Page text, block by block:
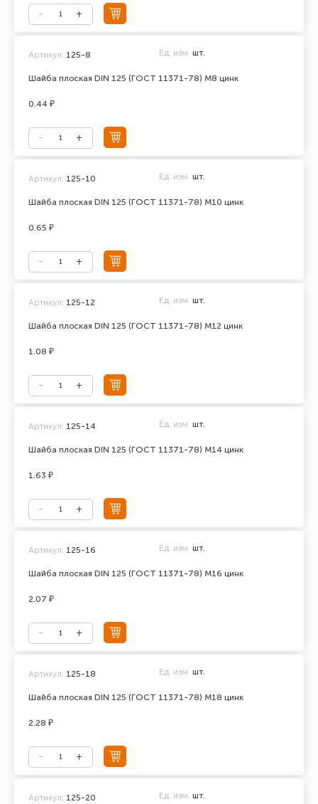
Шайба плоская DIN 125 (ГОСТ 11371-78) М8 цинк
Артикул: 125-8 Ед. изм. шт.
0.44 ₽
Шайба плоская DIN 125 (ГОСТ 11371-78) М10 цинк
Артикул: 125-10 Ед. изм. шт.
0.65 ₽
Шайба плоская DIN 125 (ГОСТ 11371-78) М12 цинк
Артикул: 125-12 Ед. изм. шт.
1.08 ₽
Шайба плоская DIN 125 (ГОСТ 11371-78) М14 цинк
Артикул: 125-14 Ед. изм. шт.
1.63 ₽
Шайба плоская DIN 125 (ГОСТ 11371-78) М16 цинк
Артикул: 125-16 Ед. изм. шт.
2.07 ₽
Шайба плоская DIN 125 (ГОСТ 11371-78) М18 цинк
Артикул: 125-18 Ед. изм. шт.
2.28 ₽
Артикул: 125-20 Ед. изм. шт.